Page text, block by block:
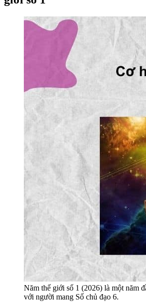
Năm thế giới số 1 (2026) là một năm
với người mang Số chủ đạo 6.